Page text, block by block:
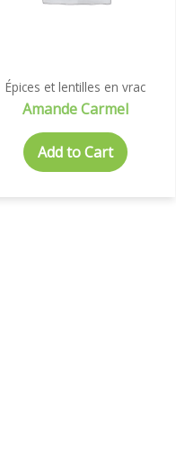
Épices et lentilles en vrac
Amande Carmel
Add to Cart